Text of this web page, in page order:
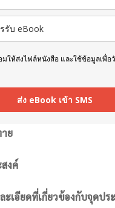
มให้ส่งไฟล์หนังสือ และใช้ข้อมูลเพื่อ
ส่ง eBook เข้า SMS
ย
งค์
อียดที่เกี่ยวข้องกับจุดปร